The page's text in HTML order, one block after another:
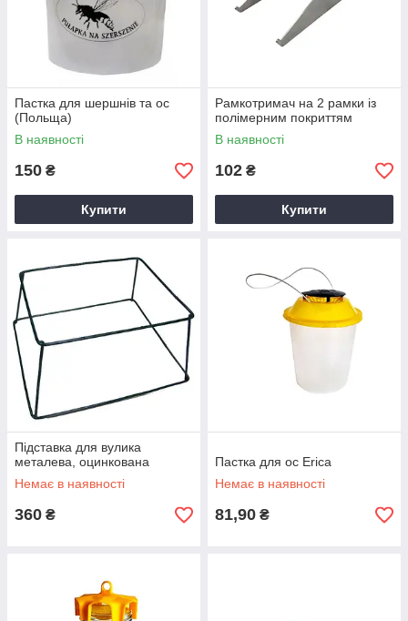
Пастка для шершнів та ос
(Польща)
В наявності
150 ₴
Купити
Рамкотримач на 2 рамки із
полімерним покриттям
В наявності
102 ₴
Купити
Підставка для вулика
металева, оцинкована
Немає в наявності
360 ₴
Пастка для ос Erica
Немає в наявності
81,90 ₴